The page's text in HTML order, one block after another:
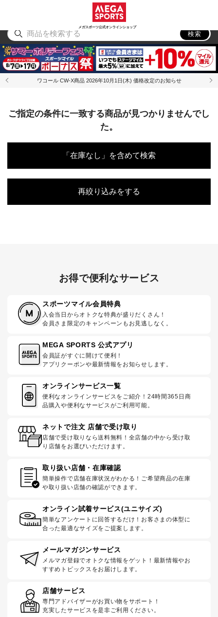
メガスポーツ公式オンラインショップ
アウトドア
検索
ワコール CW-X商品 2026年10月1日(木) 価格改定のお知らせ
ご指定の条件に一致する商品が見つかりませんでし
た。
「在庫なし」を含めて検索
再絞り込みをする
お得で便利なサービス
スポーツマイル会員特典
入会当日からオトクな特典が盛りだくさん！
会員さま限定のキャンペーンもお見逃しなく。
MEGA SPORTS 公式アプリ
会員証がすぐに開けて便利！
アプリクーポンや最新情報をお知らせします。
オンラインサービス一覧
便利なオンラインサービスをご紹介！24時間365日商
品購入や便利なサービスがご利用可能。
ネットで注文 店舗で受け取り
店舗で受け取りなら送料無料！全店舗の中から受け取
り店舗をお選びいただけます。
取り扱い店舗・在庫確認
簡単操作で店舗在庫状況がわかる！ご希望商品の在庫
や取り扱い店舗の確認ができます。
オンライン試着サービス(ユニサイズ)
簡単なアンケートに回答するだけ！お客さまの体型に
合った最適なサイズをご提案します。
メールマガジンサービス
メルマガ登録でオトクな情報をゲット！最新情報やお
すすめトピックスをお届けします。
店舗サービス
専門アドバイザーがお買い物をサポート！
充実したサービスを是非ご利用ください。